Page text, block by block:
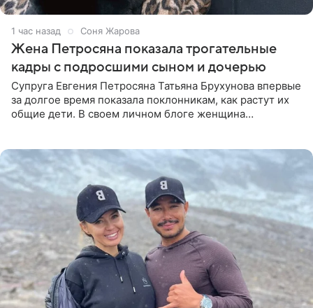
1 час назад Соня Жарова
Жена Петросяна показала трогательные
кадры с подросшими сыном и дочерью
Супруга Евгения Петросяна Татьяна Брухунова впервые
за долгое время показала поклонникам, как растут их
общие дети. В своем личном блоге женщина